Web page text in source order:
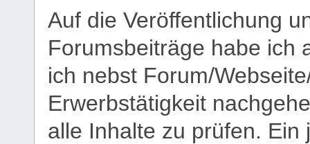
Auf die Veröffentlichung
Forumsbeiträge habe ich
ich nebst Forum/
Erwerbstätigkeit
alle Inhalte zu prüfen.